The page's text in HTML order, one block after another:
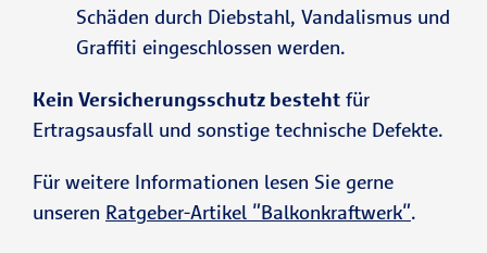
Schäden durch Diebstahl, Vandalismus und
Graffiti eingeschlossen werden.
Kein Versicherungsschutz besteht für
Ertragsausfall und sonstige technische Defekte.
Für weitere Informationen lesen Sie gerne
unseren Ratgeber-Artikel "Balkonkraftwerk".